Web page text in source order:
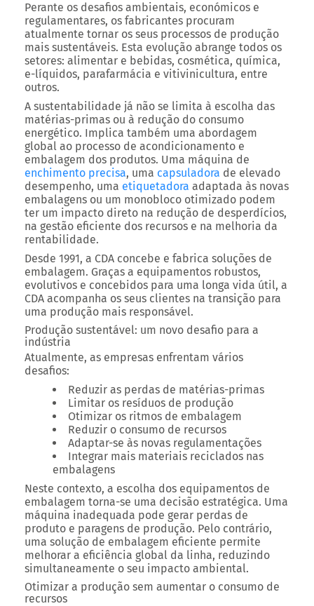
Perante os desafios ambientais, económicos e
regulamentares, os fabricantes procuram
atualmente tornar os seus processos de produção
mais sustentáveis. Esta evolução abrange todos os
setores: alimentar e bebidas, cosmética, química,
e-líquidos, parafarmácia e vitivinicultura, entre
outros.
A sustentabilidade já não se limita à escolha das
matérias-primas ou à redução do consumo
energético. Implica também uma abordagem
global ao processo de acondicionamento e
embalagem dos produtos. Uma máquina de
enchimento precisa, uma capsuladora de elevado
desempenho, uma etiquetadora adaptada às novas
embalagens ou um monobloco otimizado podem
ter um impacto direto na redução de desperdícios,
na gestão eficiente dos recursos e na melhoria da
rentabilidade.
Desde 1991, a CDA concebe e fabrica soluções de
embalagem. Graças a equipamentos robustos,
evolutivos e concebidos para uma longa vida útil, a
CDA acompanha os seus clientes na transição para
uma produção mais responsável.
Produção sustentável: um novo desafio para a
indústria
Atualmente, as empresas enfrentam vários
desafios:
Reduzir as perdas de matérias-primas
Limitar os resíduos de produção
Otimizar os ritmos de embalagem
Reduzir o consumo de recursos
Adaptar-se às novas regulamentações
Integrar mais materiais reciclados nas
embalagens
Neste contexto, a escolha dos equipamentos de
embalagem torna-se uma decisão estratégica. Uma
máquina inadequada pode gerar perdas de
produto e paragens de produção. Pelo contrário,
uma solução de embalagem eficiente permite
melhorar a eficiência global da linha, reduzindo
simultaneamente o seu impacto ambiental.
Otimizar a produção sem aumentar o consumo de
recursos